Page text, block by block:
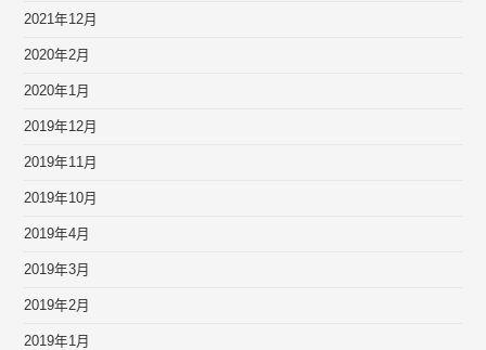
2021年12月
2020年2月
2020年1月
2019年12月
2019年11月
2019年10月
2019年4月
2019年3月
2019年2月
2019年1月